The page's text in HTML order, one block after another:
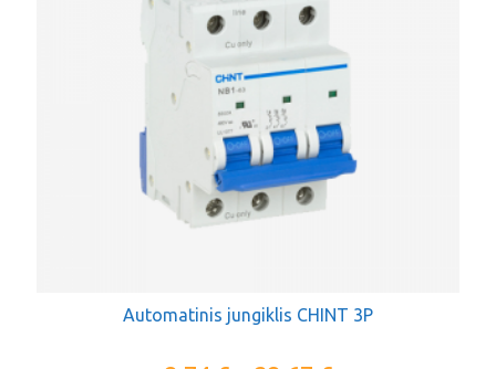
Automatinis jungiklis CHINT 3P